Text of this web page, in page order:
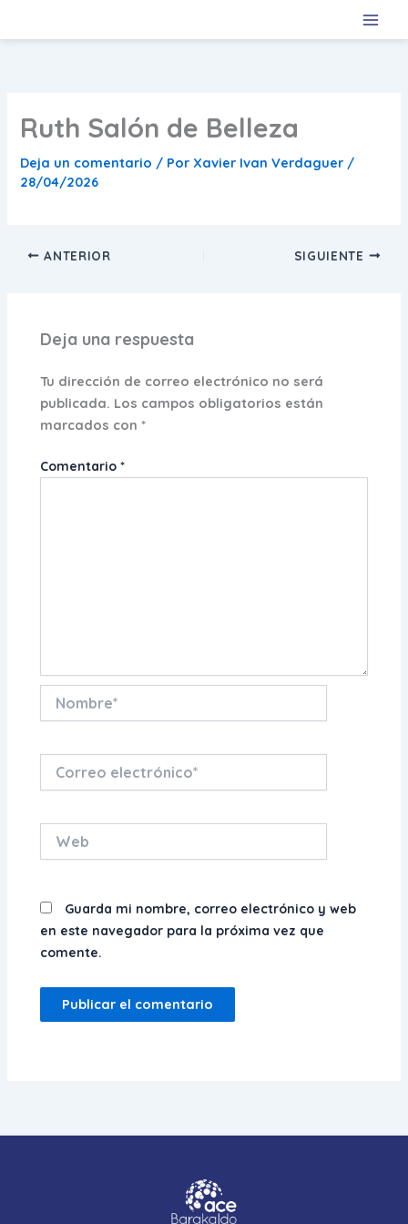
Ruth Salón de Belleza
Deja un comentario / Por Xavier Ivan Verdaguer /
28/04/2026
ANTERIOR SIGUIENTE
Deja una respuesta
Tu dirección de correo electrónico no será
publicada. Los campos obligatorios están
marcados con*
Comentario*
electrónico*
Guarda mi nombre, correo electrónico y web
en este navegador para la próxima vez que
comente.